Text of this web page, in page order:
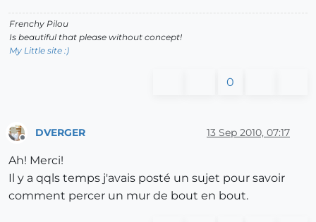
Frenchy Pilou
Is beautiful that please without concept!
My Little site :)
0
DVERGER 13 Sep 2010, 07:17
Ah! Merci!
Il y a qqls temps j'avais posté un sujet pour savoir
comment percer un mur de bout en bout.